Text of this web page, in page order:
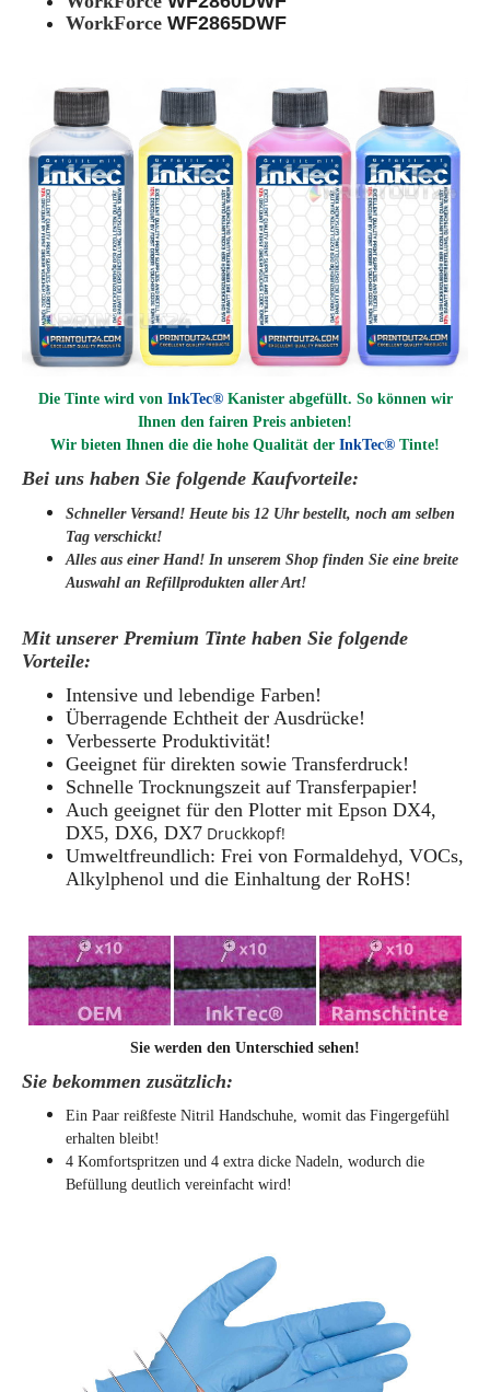
WorkForce WF2865DWF
Die Tinte wird von InkTec® Kanister abgefüllt. So können wir
Ihnen den fairen Preis anbieten!
Wir bieten Ihnen die die hohe Qualität der InkTec® Tinte!
Bei uns haben Sie folgende Kaufvorteile:
Schneller Versand! Heute bis 12 Uhr bestellt, noch am selben
Tag verschickt!
Alles aus einer Hand! In unserem Shop finden Sie eine breite
Auswahl an Refillprodukten aller Art!
Mit unserer Premium Tinte haben Sie folgende
Vorteile:
Intensive und lebendige Farben!
Überragende Echtheit der Ausdrücke!
Verbesserte Produktivität!
Geeignet für direkten sowie Transferdruck!
Schnelle Trocknungszeit auf Transferpapier!
Auch geeignet für den Plotter mit Epson DX4,
DX5, DX6, DX7 Druckkopf!
Umweltfreundlich: Frei von Formaldehyd, VOCs,
Alkylphenol und die Einhaltung der RoHS!
Sie werden den Unterschied sehen!
Sie bekommen zusätzlich:
Ein Paar reißfeste Nitril Handschuhe, womit das Fingergefühl
erhalten bleibt!
4 Komfortspritzen und 4 extra dicke Nadeln, wodurch die
Befüllung deutlich vereinfacht wird!